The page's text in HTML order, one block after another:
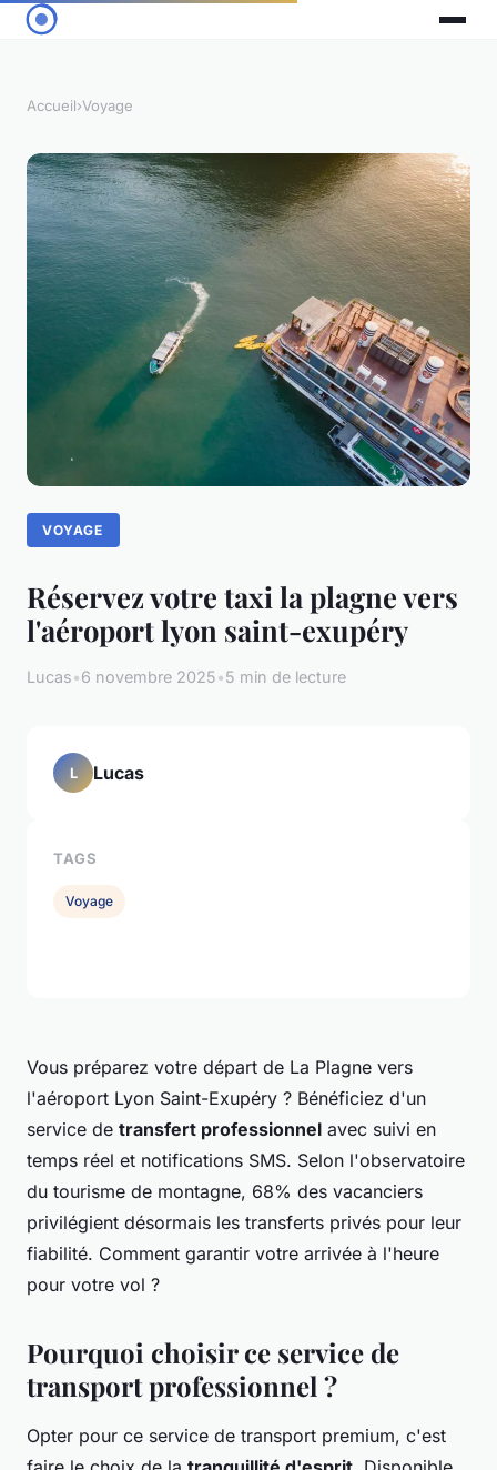
Accueil›Voyage
VOYAGE
Réservez votre taxi la plagne vers
l'aéroport lyon saint-exupéry
Lucas•6 novembre 2025•5 min de lecture
Vous préparez votre départ de La Plagne vers
l'aéroport Lyon Saint-Exupéry ? Bénéficiez d'un
service de transfert professionnel avec suivi en
temps réel et notifications SMS. Selon l'observatoire
du tourisme de montagne, 68% des vacanciers
privilégient désormais les transferts privés pour leur
fiabilité. Comment garantir votre arrivée à l'heure
pour votre vol ?
Pourquoi choisir ce service de
transport professionnel ?
Opter pour ce service de transport premium, c'est
L Lucas
TAGS
Voyage